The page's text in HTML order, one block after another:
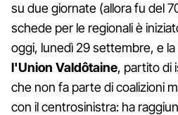
su due giornate (allora fu del
schede per le regionali è
oggi, lunedì 29 settembre, e
l'Union Valdôtaine, partito di
che non fa parte di coalizioni
con il centrosinistra: ha